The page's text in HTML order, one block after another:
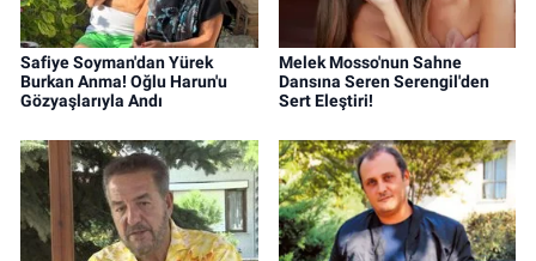
Safiye Soyman'dan Yürek
Burkan Anma! Oğlu Harun'u
Gözyaşlarıyla Andı
Melek Mosso'nun Sahne
Dansına Seren Serengil'den
Sert Eleştiri!